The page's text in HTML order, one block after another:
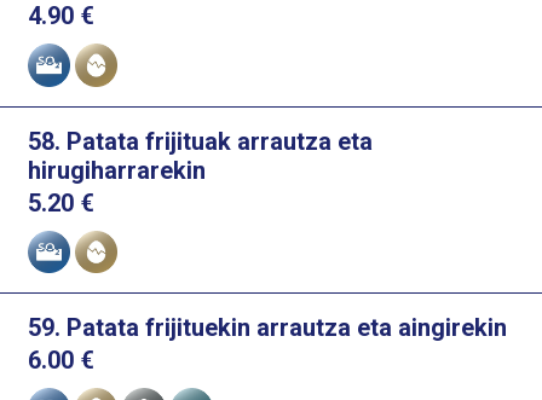
4.90 €
Alergenoak
58. Patata frijituak arrautza eta
hirugiharrarekin
5.20 €
Alergenoak
59. Patata frijituekin arrautza eta aingirekin
6.00 €
Alergenoak